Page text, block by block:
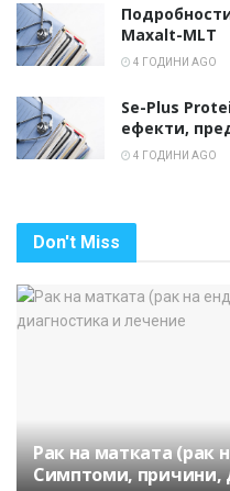
Maxalt-MLT
4 ГОДИНИ AGO
Se-Plus
ефекти,
4 ГОДИНИ AGO
Don't Miss
Рак на матката (рак
Симптоми, причини,